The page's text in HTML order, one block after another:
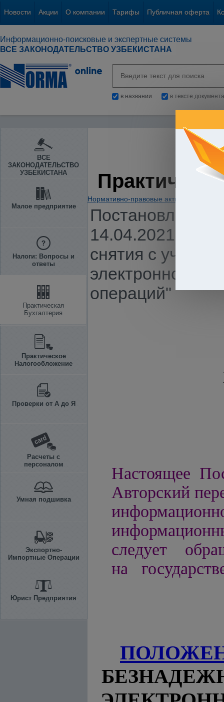
Новости Акции О компании Тарифы Публичная оферта
Информационно-поисковые и экспертные системы
ВСЕ ЗАКОНОДАТЕЛЬСТВО УЗБЕКИСТАНА
в названии в тексте документа
ВСЕ
ЗАКОНОДАТЕЛЬСТВО
УЗБЕКИСТАНА
Малое предприятие
Налоги: Вопросы и
ответы
Практическая
Бухгалтерия
Практическое
Налогообложение
Проверки от А до Я
Расчеты с
персоналом
Умная подшивка
Экспортно-
Импортные Операции
Юрист Предприятия
Нормативно-правовые акты
Постановление
14.04.2021 г. N
снятия с учета
электронной
операций"
Настоящее
Авторский
следует
на